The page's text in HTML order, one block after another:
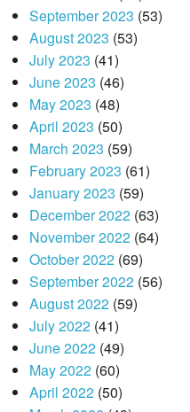
September 2023 (53)
August 2023 (53)
July 2023 (41)
June 2023 (46)
May 2023 (48)
April 2023 (50)
March 2023 (59)
February 2023 (61)
January 2023 (59)
December 2022(63)
November 2022(64)
October 2022(69)
September 2022(56)
August 2022(59)
July 2022(41)
June 2022(49)
May 2022(60)
April 2022(50)